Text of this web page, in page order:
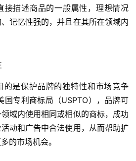
接描述商品的一般属性，理想情况
记忆性强的，并且在其所在领域内
的是保护品牌的独特性和市场竞争
国专利商标局（USPTO），品牌可
域内使用相同或相似的商标，成功
动和广告中合法使用，从而帮助扩
的市场机会。